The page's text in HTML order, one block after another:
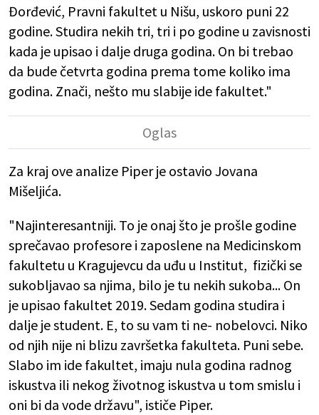
Đorđević, Pravni fakultet u Nišu, uskoro puni 22
godine. Studira nekih tri, tri i po godine u zavisnosti
kada je upisao i dalje druga godina. On bi trebao
da bude četvrta godina prema tome koliko ima
godina. Znači, nešto mu slabije ide fakultet."
Za kraj ove analize Piper je ostavio Jovana
Mišeljića.
"Najinteresantniji. To je onaj što je prošle godine
sprečavao profesore i zaposlene na Medicinskom
fakultetu u Kragujevcu da uđu u Institut, fizički se
sukobljavao sa njima, bilo je tu nekih sukoba... On
je upisao fakultet 2019. Sedam godina studira i
dalje je student. E, to su vam ti ne- nobelovci. Niko
od njih nije ni blizu završetka fakulteta. Puni sebe.
Slabo im ide fakultet, imaju nula godina radnog
iskustva ili nekog životnog iskustva u tom smislu i
oni bi da vode državu", ističe Piper.